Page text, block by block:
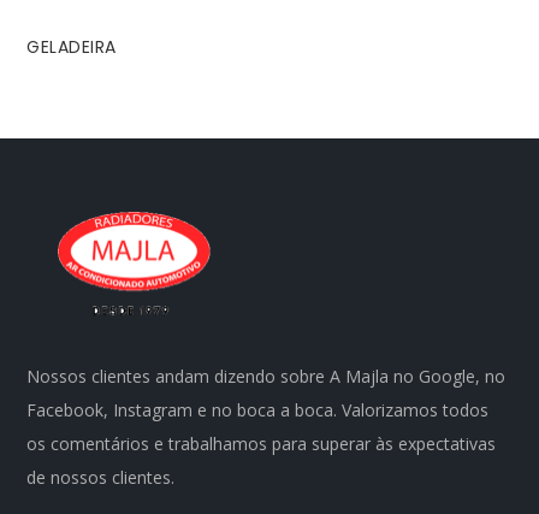
GELADEIRA
Nossos clientes andam dizendo sobre A Majla no Google, no
Facebook, Instagram e no boca a boca. Valorizamos todos
os comentários e trabalhamos para superar às expectativas
de nossos clientes.